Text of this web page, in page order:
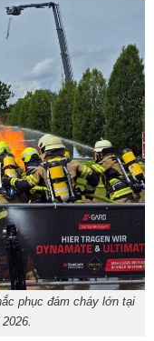
phục đám cháy lớn tại